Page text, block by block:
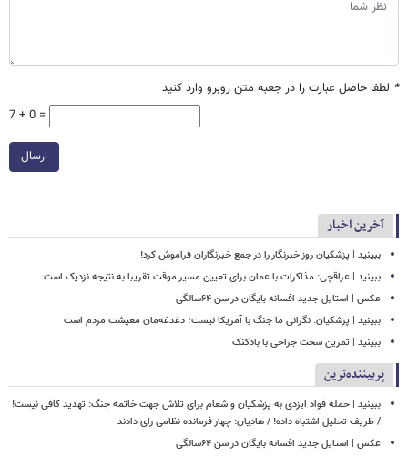
* لطفا حاصل عبارت را در جعبه متن روبرو وارد کنید
7 + 0 =
ارسال
آخرین اخبار
ببینید | پزشکیان روز خبرنگار را در جمع خبرنگاران فراموش کرد!
ببینید | عراقچی: مذاکرات با عمان برای تعیین مسیر موقت تقریبا به نتیجه نزدیک است
عکس | استایل جدید افسانه بایگان در سن ۶۴سالگی
ببینید | پزشکیان: نگرانی ما جنگ با آمریکا نیست؛ دغدغه‌مان معیشت مردم است
ببینید | تمرین سخت جراحی با بادکنک
پربیننده‌ترین
ببینید | حمله فواد ایزدی به پزشکیان و شعام برای تلاش جهت خاتمه جنگ: تهدید کافی نیست!
/ ظریف تحلیل اشتباه داده! / هادیان: چهار فرمانده نظامی رای دادند
عکس | استایل جدید افسانه بایگان در سن ۶۴سالگی